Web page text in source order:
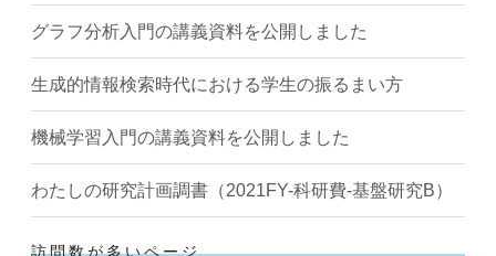
グラフ分析入門の講義資料を公開しました
生成的情報検索時代における学生の振るまい方
機械学習入門の講義資料を公開しました
わたしの研究計画調書（2021FY-科研費-基盤研究B）
訪問数が多いページ